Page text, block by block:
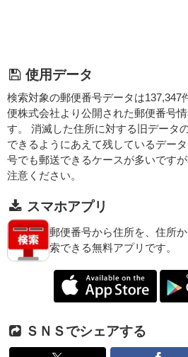
使用データ
検索対象の郵便番号データは137,347
便株式会社より公開された郵便番号
す。 消滅した住所に対する旧データ
できるようにあえて残しているデー
号でも郵送できるケースが多いです
注意ください。
スマホアプリ
郵便番号から住所を、住所
索できる無料アプリです。
ＳＮＳでシェアする